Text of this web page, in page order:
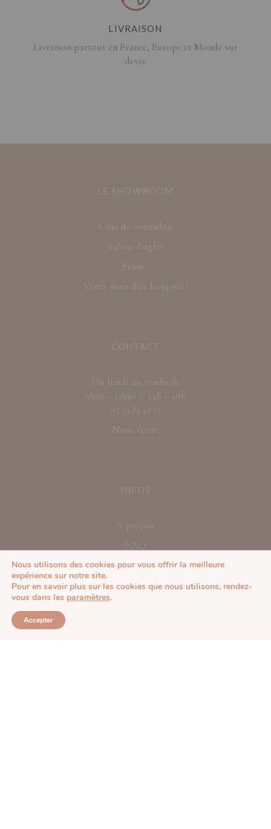
LIVRAISON
Livraison partout en France, Europe et Monde sur
devis.
LE SHOWROOM
6 rue de lestandau
64600 Anglet
France
Venez nous dire bonjour !
CONTACT
Du lundi au vendredi
9h30 – 12h30 // 14h – 18h
05 59 85 48 73
Nous écrire
INFOS
A propos
FAQ
Délais et livraison
Nous utilisons des cookies pour vous offrir la meilleure
expérience sur notre site.
Pour en savoir plus sur les cookies que nous utilisons, rendez-
vous dans les paramètres.
Accepter
9.4
230 avis